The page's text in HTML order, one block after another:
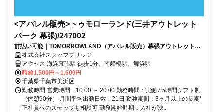
<アパレル販売>トゥモローランド(三井アウトレット
パーク 幕張)/247002
前払い可能｜TOMORROWLAND（アパレル販売）幕張アウトレット
ネイルOK・社割あり
株式会社スタッフブリッジ
アクセス 海浜幕張駅 徒歩1分、南船橋駅、舞浜駅
時給1,500円～1,600円
千葉県千葉市美浜区
勤務時間 営業時間：10:00 ～ 20:00 勤務時間：実働7.5時間シフト制
（休憩90分） 月間平均出勤日数：21日 勤務期間：3ヶ月以上の長期/
正社員へのステップも相談可 勤務開始時期：入社が決...